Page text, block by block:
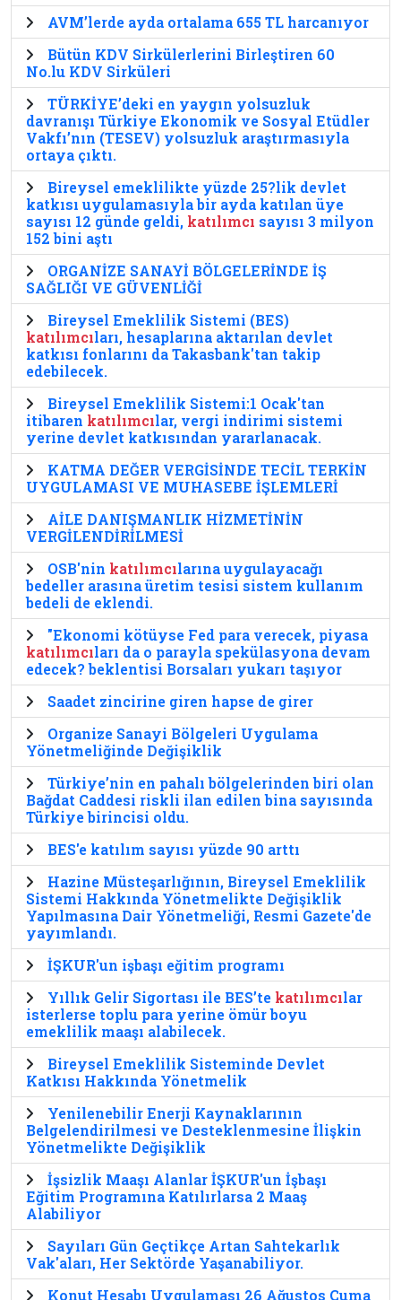
AVM’lerde ayda ortalama 655 TL harcanıyor
Bütün KDV Sirkülerlerini Birleştiren 60
No.lu KDV Sirküleri
TÜRKİYE’deki en yaygın yolsuzluk
davranışı Türkiye Ekonomik ve Sosyal Etüdler
Vakfı’nın (TESEV) yolsuzluk araştırmasıyla
ortaya çıktı.
Bireysel emeklilikte yüzde 25?lik devlet
katkısı uygulamasıyla bir ayda katılan üye
sayısı 12 günde geldi, katılımcı sayısı 3 milyon
152 bini aştı
ORGANİZE SANAYİ BÖLGELERİNDE İŞ
SAĞLIĞI VE GÜVENLİĞİ
Bireysel Emeklilik Sistemi (BES)
katılımcıları, hesaplarına aktarılan devlet
katkısı fonlarını da Takasbank'tan takip
edebilecek.
Bireysel Emeklilik Sistemi:1 Ocak'tan
itibaren katılımcılar, vergi indirimi sistemi
yerine devlet katkısından yararlanacak.
KATMA DEĞER VERGİSİNDE TECİL TERKİN
UYGULAMASI VE MUHASEBE İŞLEMLERİ
AİLE DANIŞMANLIK HİZMETİNİN
VERGİLENDİRİLMESİ
OSB'nin katılımcılarına uygulayacağı
bedeller arasına üretim tesisi sistem kullanım
bedeli de eklendi.
"Ekonomi kötüyse Fed para verecek, piyasa
katılımcıları da o parayla spekülasyona devam
edecek? beklentisi Borsaları yukarı taşıyor
Saadet zincirine giren hapse de girer
Organize Sanayi Bölgeleri Uygulama
Yönetmeliğinde Değişiklik
Türkiye’nin en pahalı bölgelerinden biri olan
Bağdat Caddesi riskli ilan edilen bina sayısında
Türkiye birincisi oldu.
BES'e katılım sayısı yüzde 90 arttı
Hazine Müsteşarlığının, Bireysel Emeklilik
Sistemi Hakkında Yönetmelikte Değişiklik
Yapılmasına Dair Yönetmeliği, Resmi Gazete'de
yayımlandı.
İŞKUR'un işbaşı eğitim programı
Yıllık Gelir Sigortası ile BES’te katılımcılar
isterlerse toplu para yerine ömür boyu
emeklilik maaşı alabilecek.
Bireysel Emeklilik Sisteminde Devlet
Katkısı Hakkında Yönetmelik
Yenilenebilir Enerji Kaynaklarının
Belgelendirilmesi ve Desteklenmesine İlişkin
Yönetmelikte Değişiklik
İşsizlik Maaşı Alanlar İŞKUR'un İşbaşı
Eğitim Programına Katılırlarsa 2 Maaş
Alabiliyor
Sayıları Gün Geçtikçe Artan Sahtekarlık
Vak'aları, Her Sektörde Yaşanabiliyor.
Konut Hesabı Uygulaması 26 Ağustos Cuma